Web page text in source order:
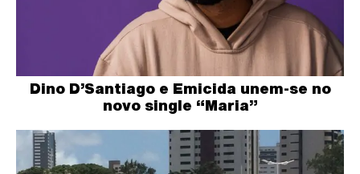
Dino D’Santiago e Emicida unem-se no
novo single “Maria”